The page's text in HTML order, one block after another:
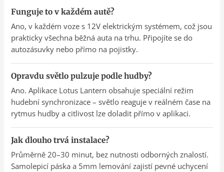
Funguje to v každém autě?
Ano, v každém voze s 12V elektrickým systémem, což jsou
prakticky všechna běžná auta na trhu. Připojíte se do
autozásuvky nebo přímo na pojistky.
Opravdu světlo pulzuje podle hudby?
Ano. Aplikace Lotus Lantern obsahuje speciální režim
hudební synchronizace – světlo reaguje v reálném čase na
rytmus hudby a citlivost lze doladit přímo v aplikaci.
Jak dlouho trvá instalace?
Průměrně 20–30 minut, bez nutnosti odborných znalostí.
Samolepicí páska a 5mm lemování zajistí pevné uchycení